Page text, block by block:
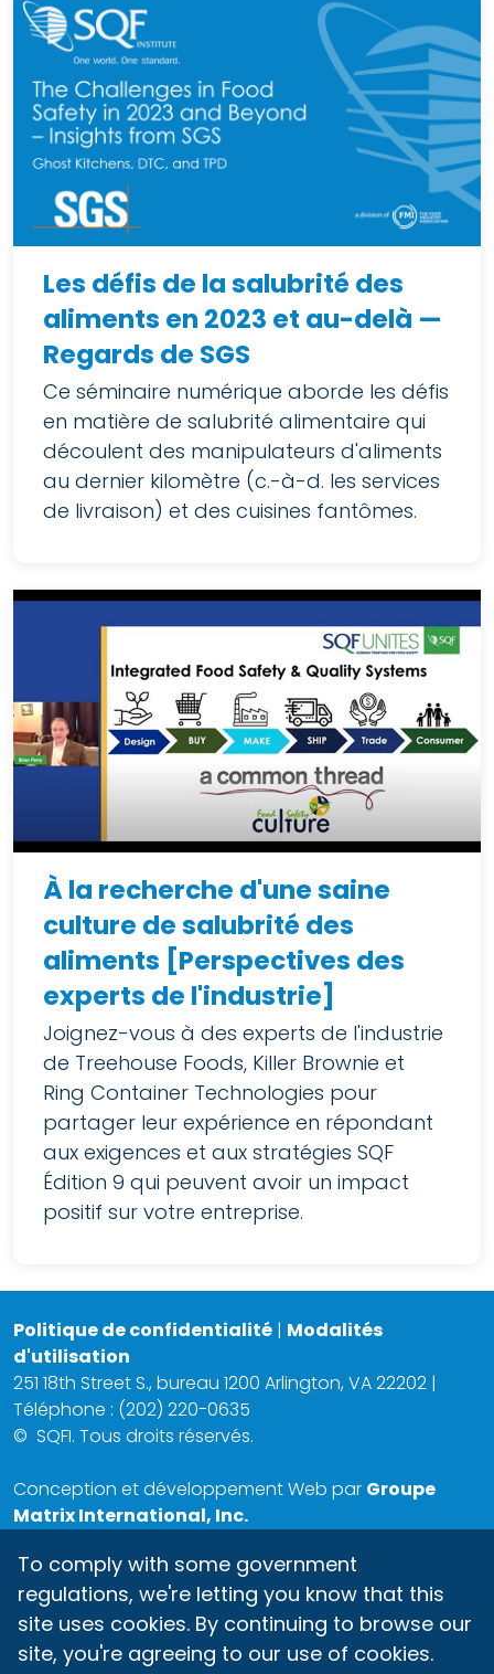
Les défis de la salubrité des
aliments en 2023 et au-delà —
Regards de SGS
Ce séminaire numérique aborde les défis
en matière de salubrité alimentaire qui
découlent des manipulateurs d'aliments
au dernier kilomètre (c.-à-d. les services
de livraison) et des cuisines fantômes.
À la recherche d'une saine
culture de salubrité des
aliments [Perspectives des
experts de l'industrie]
Joignez-vous à des experts de l'industrie
de Treehouse Foods, Killer Brownie et
Ring Container Technologies pour
partager leur expérience en répondant
aux exigences et aux stratégies SQF
Édition 9 qui peuvent avoir un impact
positif sur votre entreprise.
Politique de confidentialité | Modalités
d'utilisation
251 18th Street S., bureau 1200 Arlington, VA 22202 |
Téléphone : (202) 220-0635
© SQFI. Tous droits réservés.
Conception et développement Web par Groupe
Matrix International, Inc.
To comply with some government
regulations, we're letting you know that this
site uses cookies. By continuing to browse our
site, you're agreeing to our use of cookies.